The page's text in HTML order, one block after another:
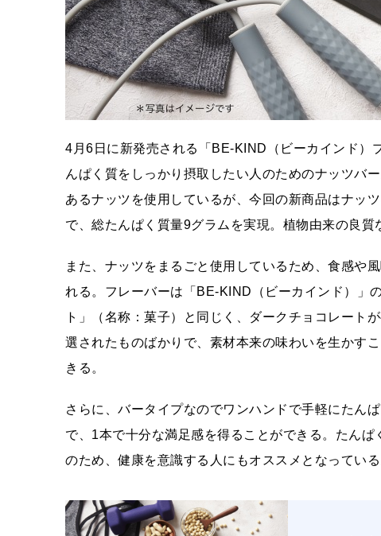
4月6日に新発売される「BE-KIND（ビーカインド）
んぱく質をしっかり摂取したい人のためのナッツバ
あるナッツを使用しているが、今回の新商品はナッ
で、総たんぱく質量9グラムを実現。植物由来の良質
また、ナッツをまるごと使用しているため、食感や
れる。フレーバーは「BE-KIND（ビーカインド）」
ト」（名称：菓子）と同じく、ダークチョコレート
選されたものばかりで、素材本来の味わいを生かす
きる。
さらに、バータイプなのでワンハンドで手軽にたん
で、1本で十分な満足感を得ることができる。たんぱ
のため、健康を意識する人にもオススメとなっている